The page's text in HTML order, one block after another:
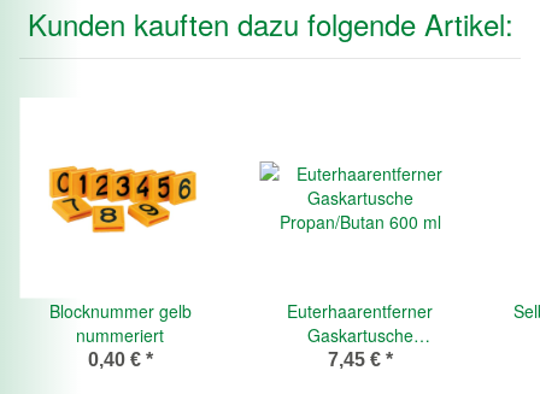
Kunden kauften dazu folgende Artikel:
Blocknummer gelb
nummeriert
0,40 € *
Euterhaarentferner
Gaskartusche
Propan/Butan 600 ml
7,45 € *